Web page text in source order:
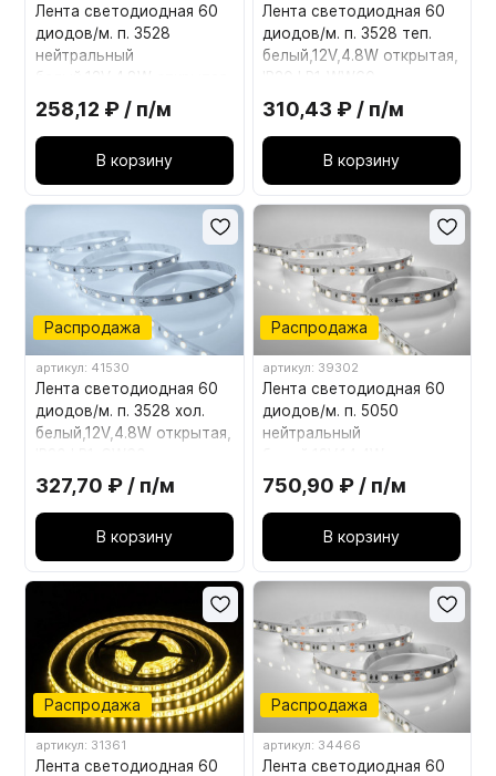
Лента светодиодная 60
диодов/м. п. 3528
нейтральный
IP20 LR1-NW60
258,12 ₽ / п/м
В корзину
Лента светодиодная 60
диодов/м. п. 3528 теп.
белый,12V,4.8W открытая,
310,43 ₽ / п/м
В корзину
Распродажа
артикул: 41530
Лента светодиодная 60
диодов/м. п. 3528 хол.
белый,12V,4.8W открытая,
327,70 ₽ / п/м
В корзину
Распродажа
артикул: 39302
Лента светодиодная 60
диодов/м. п. 5050
нейтральный
IP20 LR4-NW60
750,90 ₽ / п/м
В корзину
Распродажа
артикул: 31361
Лента светодиодная 60
Распродажа
артикул: 34466
Лента светодиодная 60